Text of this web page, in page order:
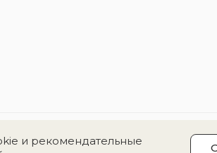
и рекомендательные